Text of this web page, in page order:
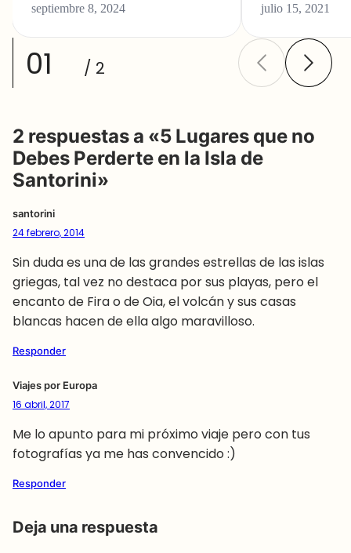
septiembre 8, 2024 julio 15, 2021
01 / 2
2 respuestas a «5 Lugares que no
Debes Perderte en la Isla de
Santorini»
santorini
24 febrero, 2014
Sin duda es una de las grandes estrellas de las islas
griegas, tal vez no destaca por sus playas, pero el
encanto de Fira o de Oia, el volcán y sus casas
blancas hacen de ella algo maravilloso.
Responder
Viajes por Europa
16 abril, 2017
Me lo apunto para mi próximo viaje pero con tus
fotografías ya me has convencido :)
Responder
Deja una respuesta